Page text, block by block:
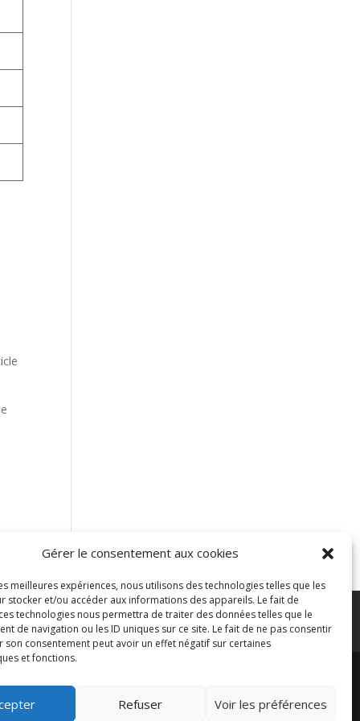
Gérer le consentement aux cookies
meilleures expériences, nous utilisons des technologies telles que les
stocker et/ou accéder aux informations des appareils. Le fait de
technologies nous permettra de traiter des données telles que le
de navigation ou les ID uniques sur ce site. Le fait de ne pas consentir
son consentement peut avoir un effet négatif sur certaines
et fonctions.
Refuser Voir les préférences
sécurisé
Gérer mes cookies